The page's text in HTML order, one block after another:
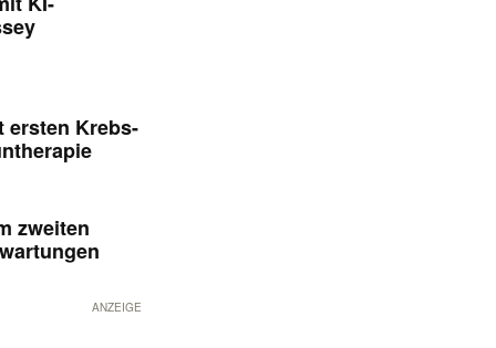
ersten Krebs-
zweiten
ANZEIGE